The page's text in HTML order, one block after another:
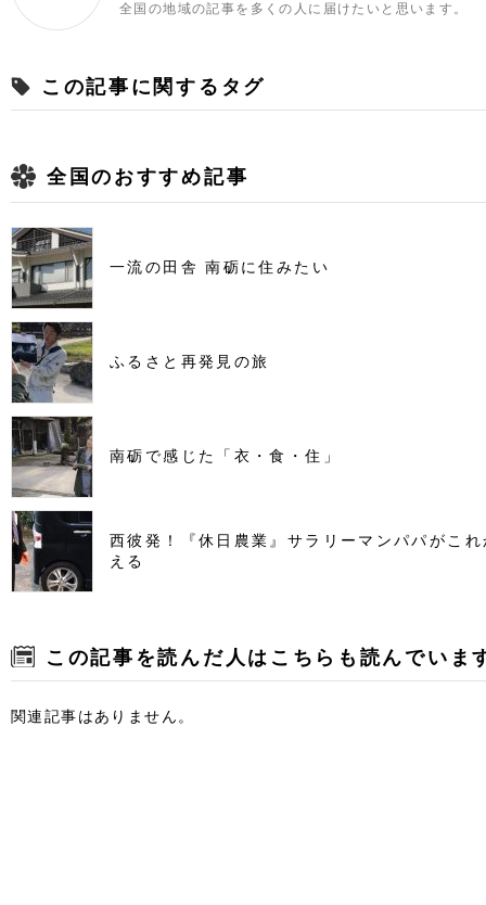
全国の地域の記事を多くの人に届けたいと思います。
この記事に関するタグ
全国のおすすめ記事
一流の田舎 南砺に住みたい
ふるさと再発見の旅
南砺で感じた「衣・食・住」
西彼発！『休日農業』サラリーマンパパがこ
える
この記事を読んだ人はこちらも読んでいま
関連記事はありません。